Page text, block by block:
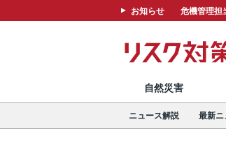
お知らせ 危機管理担
自然災害
ニュース解説 最新ニ